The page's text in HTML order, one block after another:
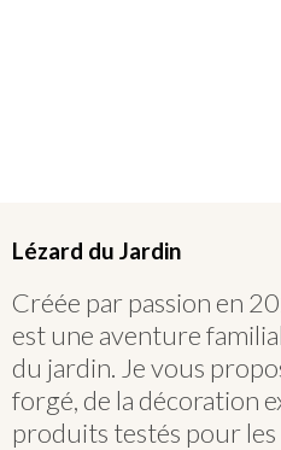
Lézard du Jardin
Créée par passion en
est une aventure
du jardin. Je vous
forgé, de la décoration
produits testés pour